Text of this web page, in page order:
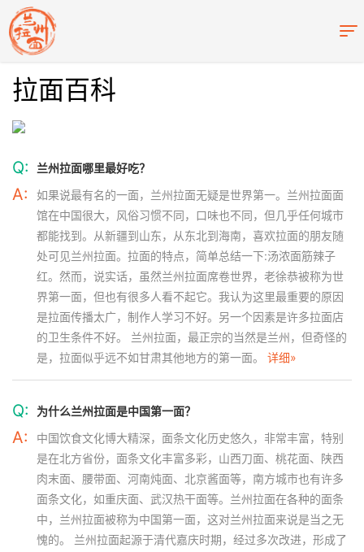
拉面百科
Q: 兰州拉面哪里最好吃？
A:
如果说最有名的一面，兰州拉面无疑是世界第一。兰州拉面面
馆在中国很大，风俗习惯不同，口味也不同，但几乎任何城市
都能找到。从新疆到山东，从东北到海南，喜欢拉面的朋友随
处可见兰州拉面。拉面的特点，简单总结一下:汤浓面筋辣子
红。然而，说实话，虽然兰州拉面席卷世界，老徐恭被称为世
界第一面，但也有很多人看不起它。我认为这里最重要的原因
是拉面传播太广，制作人学习不好。另一个因素是许多拉面店
的卫生条件不好。 兰州拉面，最正宗的当然是兰州，但奇怪的
是，拉面似乎远不如甘肃其他地方的第一面。 详细»
Q: 为什么兰州拉面是中国第一面？
A:
中国饮食文化博大精深，面条文化历史悠久，非常丰富，特别
是在北方省份，面条文化丰富多彩，山西刀面、桃花面、陕西
肉末面、腰带面、河南炖面、北京酱面等，南方城市也有许多
面条文化，如重庆面、武汉热干面等。兰州拉面在各种的面条
中，兰州拉面被称为中国第一面，这对兰州拉面来说是当之无
愧的。 兰州拉面起源于清代嘉庆时期，经过多次改进，形成了